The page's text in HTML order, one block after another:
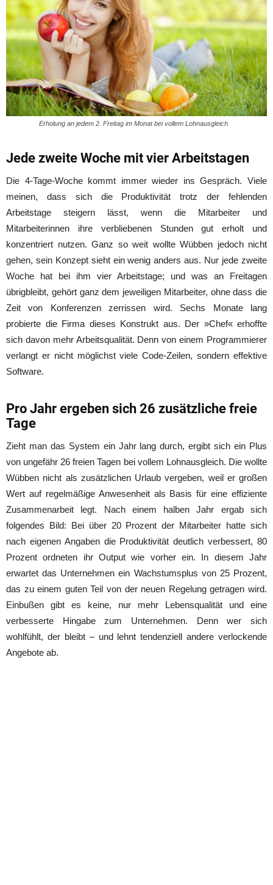
Erholung an jedem 2. Freitag im Monat bei vollem Lohnausgleich
Jede zweite Woche mit vier Arbeitstagen
Die 4-Tage-Woche kommt immer wieder ins Gespräch. Viele
meinen, dass sich die Produktivität trotz der fehlenden
Arbeitstage steigern lässt, wenn die Mitarbeiter und
Mitarbeiterinnen ihre verbliebenen Stunden gut erholt und
konzentriert nutzen. Ganz so weit wollte Wübben jedoch nicht
gehen, sein Konzept sieht ein wenig anders aus. Nur jede zweite
Woche hat bei ihm vier Arbeitstage; und was an Freitagen
übrigbleibt, gehört ganz dem jeweiligen Mitarbeiter, ohne dass die
Zeit von Konferenzen zerrissen wird. Sechs Monate lang
probierte die Firma dieses Konstrukt aus. Der »Chef« erhoffte
sich davon mehr Arbeitsqualität. Denn von einem Programmierer
verlangt er nicht möglichst viele Code-Zeilen, sondern effektive
Software.
Pro Jahr ergeben sich 26 zusätzliche freie
Tage
Zieht man das System ein Jahr lang durch, ergibt sich ein Plus
von ungefähr 26 freien Tagen bei vollem Lohnausgleich. Die wollte
Wübben nicht als zusätzlichen Urlaub vergeben, weil er großen
Wert auf regelmäßige Anwesenheit als Basis für eine effiziente
Zusammenarbeit legt. Nach einem halben Jahr ergab sich
folgendes Bild: Bei über 20 Prozent der Mitarbeiter hatte sich
nach eigenen Angaben die Produktivität deutlich verbessert, 80
Prozent ordneten ihr Output wie vorher ein. In diesem Jahr
erwartet das Unternehmen ein Wachstumsplus von 25 Prozent,
das zu einem guten Teil von der neuen Regelung getragen wird.
Einbußen gibt es keine, nur mehr Lebensqualität und eine
verbesserte Hingabe zum Unternehmen. Denn wer sich
wohlfühlt, der bleibt – und lehnt tendenziell andere verlockende
Angebote ab.